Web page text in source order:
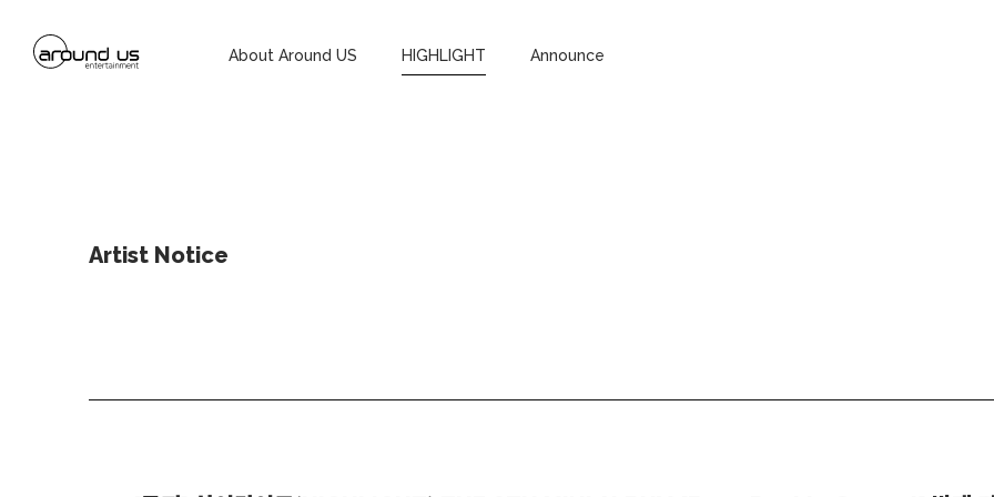
About Around US HIGHLIGHT Announce
Artist Notice